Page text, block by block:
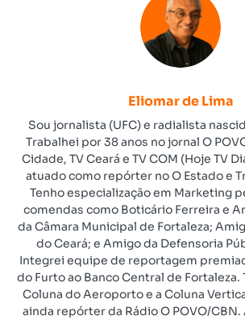
Eliomar de Lima
Sou jornalista (UFC) e radialista
Trabalhei por 38 anos no jornal O
Cidade, TV Ceará e TV COM (Hoje TV
atuado como repórter no O Estado e
Tenho especialização em Marketing
comendas como Boticário Ferreira e
da Câmara Municipal de Fortaleza;
do Ceará; e Amigo da Defensoria
Integrei equipe de reportagem
do Furto ao Banco Central de Fortaleza.
Coluna do Aeroporto e a Coluna
ainda repórter da Rádio O POVO/